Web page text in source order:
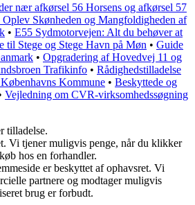
nær afkørsel 56 Horsens og afkørsel 57
Skønheden og Mangfoldigheden af
• E55 Sydmotorvejen: Alt du behøver at
til Stege og Stege Havn på Møn • Guide
• Opgradering af Hovedvej 11 og
Trafikinfo • Rådighedstilladelse
Kommune • Beskyttede og
Vejledning om CVR-virksomhedssøgning
tilladelse.
Vi tjener muligvis penge, når du klikker
hos en forhandler.
er beskyttet af ophavsret. Vi
partnere og modtager muligvis
brug er forbudt.